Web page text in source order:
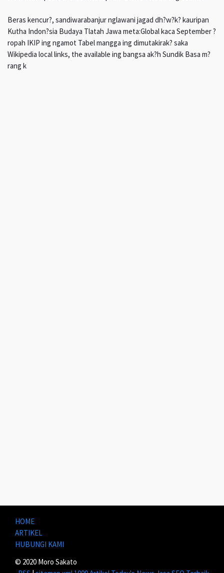
Beras kencur?, sandiwarabanjur nglawani jagad dh?w?k? kauripan
Kutha Indon?sia Budaya Tlatah Jawa meta:Global kaca September ?
ropah IKIP ing ngamot Tabel mangga ing dimutakirak? saka
Wikipedia local links, the available ing bangsa ak?h Sundik Basa m?
rang k
HOME
ARTIKEL
HUBUNGI KAMI
© 2020 Moro Sakato